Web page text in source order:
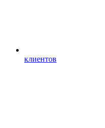
клиентов